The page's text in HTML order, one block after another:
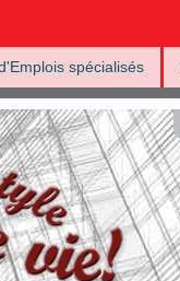
spécialisés